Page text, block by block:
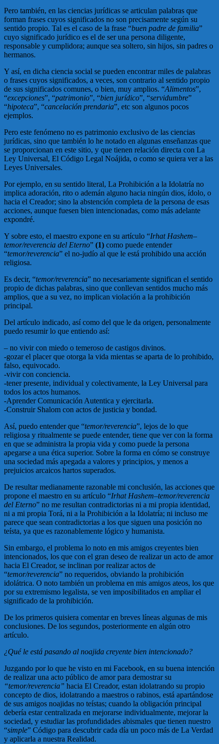
Pero también, en las ciencias jurídicas se articulan palabras que
forman frases cuyos significados no son precisamente según su
sentido propio. Tal es el caso de la frase “buen padre de familia”
cuyo significado jurídico es el de ser una persona diligente,
responsable y cumplidora; aunque sea soltero, sin hijos, sin padres o
hermanos.
Y así, en dicha ciencia social se pueden encontrar miles de palabras
o frases cuyos significados, a veces, son contrario al sentido propio
de sus significados comunes, o bien, muy amplios. “Alimentos”,
“excepciones”, “patrimonio”, “bien jurídico”, “servidumbre”
“hipoteca”, “cancelación prendaria”, etc son algunos pocos
ejemplos.
Pero este fenómeno no es patrimonio exclusivo de las ciencias
jurídicas, sino que también lo he notado en algunas enseñanzas que
se proporcionan en este sitio, y que tienen relación directa con La
Ley Universal, El Código Legal Noájida, o como se quiera ver a las
Leyes Universales.
Por ejemplo, en su sentido literal, La Prohibición a la Idolatría no
implica adoración, rito o ademán alguno hacia ningún dios, ídolo, o
hacia el Creador; sino la abstención completa de la persona de esas
acciones, aunque fuesen bien intencionadas, como más adelante
expondré.
Y sobre esto, el maestro expone en su artículo “Irhat Hashem–
temor/reverencia del Eterno” (1) como puede entender
“temor/reverencia” el no-judío al que le está prohibido una acción
religiosa.
Es decir, “temor/reverencia” no necesariamente significan el sentido
propio de dichas palabras, sino que conllevan sentidos mucho más
amplios, que a su vez, no implican violación a la prohibición
principal.
Del artículo indicado, así como del que le da origen, personalmente
puedo resumir lo que entiendo así:
– no vivir con miedo o temeroso de castigos divinos.
-gozar el placer que otorga la vida mientas se aparta de lo prohibido,
falso, equivocado.
-vivir con conciencia.
-tener presente, individual y colectivamente, la Ley Universal para
todos los actos humanos.
-Aprender Comunicación Autentica y ejercitarla.
-Construir Shalom con actos de justicia y bondad.
Así, puedo entender que “temor/reverencia”, lejos de lo que
religiosa y ritualmente se puede entender, tiene que ver con la forma
en que se administra la propia vida y como puede la persona
apegarse a una ética superior. Sobre la forma en cómo se construye
una sociedad más apegada a valores y principios, y menos a
prejuicios arcaicos hartos superados.
De resultar medianamente razonable mi conclusión, las acciones que
propone el maestro en su artículo “Irhat Hashem–temor/reverencia
del Eterno” no me resultan contradictorias ni a mi propia identidad,
ni a mi propia Torá, ni a la Prohibición a la Idolatría; ni incluso me
parece que sean contradictorias a los que siguen una posición no
teísta, ya que es razonablemente lógico y humanista.
Sin embargo, el problema lo noto en mis amigos creyentes bien
intencionados, los que con el gran deseo de realizar un acto de amor
hacia El Creador, se inclinan por realizar actos de
“temor/reverencia” no requeridos, obviando la prohibición
idolátrica. O noto también un problema en mis amigos ateos, los que
por su extremismo legalista, se ven imposibilitados en ampliar el
significado de la prohibición.
De los primeros quisiera comentar en breves líneas algunas de mis
conclusiones. De los segundos, posteriormente en algún otro
artículo.
¿Qué le está pasando al noajida creyente bien intencionado?
Juzgando por lo que he visto en mi Facebook, en su buena intención
de realizar una acto público de amor para demostrar su
“temor/reverencia” hacia El Creador, estan idolatrando su propio
concepto de dios, idolatrando a maestros o rabinos, está apartándose
de sus amigos noajidas no teístas; cuando la obligación principal
debería estar centralizada en mejorarse individualmente, mejorar la
sociedad, y estudiar las profundidades abismales que tienen nuestro
“simple” Código para descubrir cada día un poco más de La Verdad
y aplicarla a nuestra Realidad.